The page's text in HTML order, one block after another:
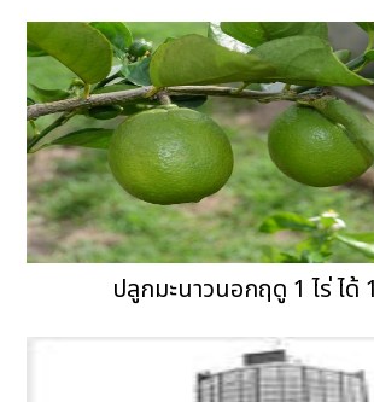
ปลูกมะนาวนอกฤดู 1 ไร่ ได้